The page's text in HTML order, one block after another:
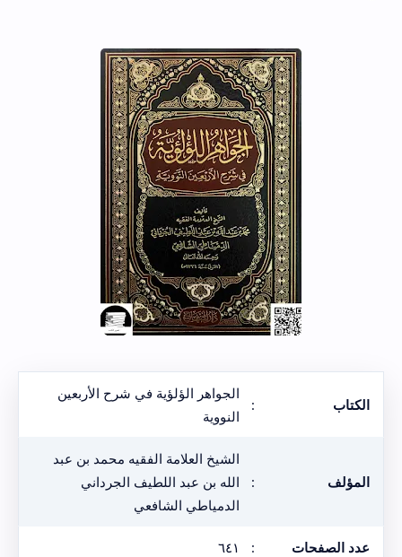
الكتاب :
الجواهر الؤلؤية في شرح الأربعين
النووية
المؤلف :
الشيخ العلامة الفقيه محمد بن عبد
الله بن عبد اللطيف الجرداني
الدمياطي الشافعي
عدد الصفحات : ٦٤١